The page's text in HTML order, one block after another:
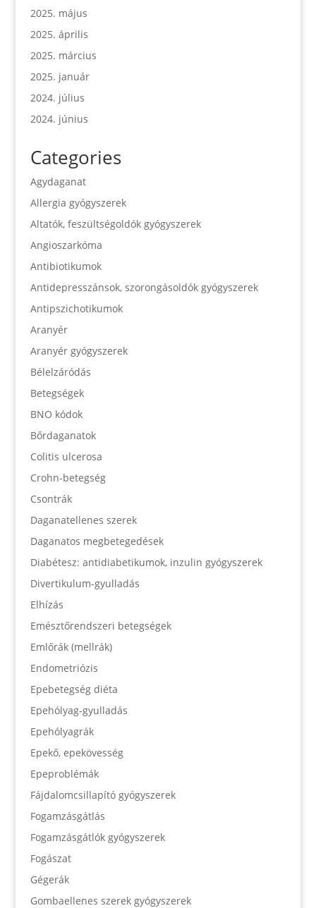
2025. május
2025. április
2025. március
2025. január
2024. július
2024. június
Categories
Agydaganat
Allergia gyógyszerek
Altatók, feszültségoldók gyógyszerek
Angioszarkóma
Antibiotikumok
Antidepresszánsok, szorongásoldók gyógyszerek
Antipszichotikumok
Aranyér
Aranyér gyógyszerek
Bélelzáródás
Betegségek
BNO kódok
Bőrdaganatok
Colitis ulcerosa
Crohn-betegség
Csontrák
Daganatellenes szerek
Daganatos megbetegedések
Diabétesz: antidiabetikumok, inzulin gyógyszerek
Divertikulum-gyulladás
Elhízás
Emésztőrendszeri betegségek
Emlőrák (mellrák)
Endometriózis
Epebetegség diéta
Epehólyag-gyulladás
Epehólyagrák
Epekő, epekövesség
Epeproblémák
Fájdalomcsillapító gyógyszerek
Fogamzásgátlás
Fogamzásgátlók gyógyszerek
Fogászat
Gégerák
Gombaellenes szerek gyógyszerek